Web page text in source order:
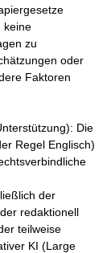
keine
zu
oder
Faktoren
Die
Regel Englisch)
der
redaktionell
teilweise
KI (Large